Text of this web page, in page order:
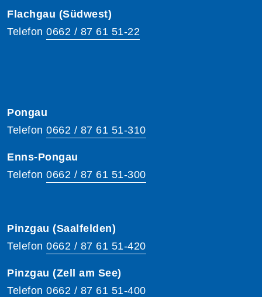
Flachgau (Südwest)
Telefon 0662 / 87 61 51-22
Pongau
Telefon 0662 / 87 61 51-310
Enns-Pongau
Telefon 0662 / 87 61 51-300
Pinzgau (Saalfelden)
Telefon 0662 / 87 61 51-420
Pinzgau (Zell am See)
Telefon 0662 / 87 61 51-400